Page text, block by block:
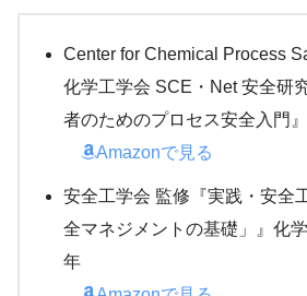
Center for Chemical Process
化学工学会 SCE・Net 安全研
者のためのプロセス安全入門
Amazonで見る
安全工学会 監修『実践・安全
全マネジメントの基礎」』化
年